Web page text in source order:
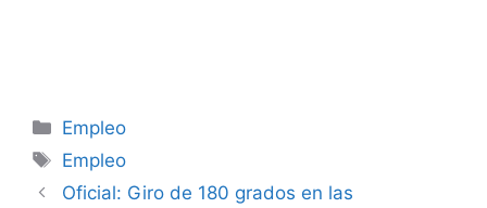
Categorías
Empleo
Etiquetas
Empleo
Oficial: Giro de 180 grados en las